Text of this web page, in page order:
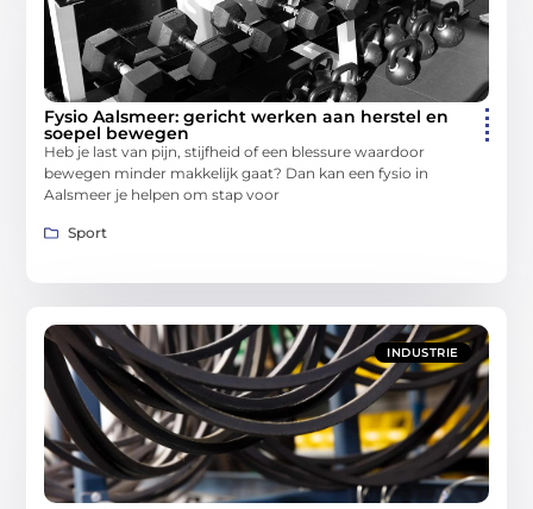
Fysio Aalsmeer: gericht werken aan herstel en
soepel bewegen
Heb je last van pijn, stijfheid of een blessure waardoor
bewegen minder makkelijk gaat? Dan kan een fysio in
Aalsmeer je helpen om stap voor
Sport
INDUSTRIE